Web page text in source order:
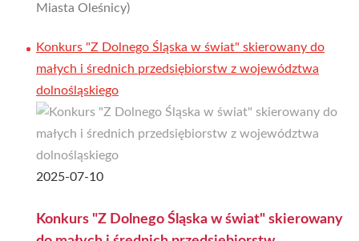
Miasta Oleśnicy)
Konkurs "Z Dolnego Śląska w świat" skierowany do
małych i średnich przedsiębiorstw z województwa
dolnośląskiego
2025-07-10
Konkurs "Z Dolnego Śląska w świat" skierowany